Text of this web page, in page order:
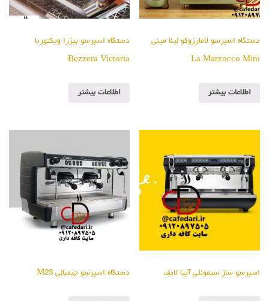
دستگاه اسپرسو لامارزوکو لینا مینی
La Marzocco Mini
اطلاعات بیشتر
دستگاه اسپرسو بیزرا ویکتوریا
Bezzera Victoria
اطلاعات بیشتر
اسپرسو ساز سیمونلی آپیا لایف دستگاه اسپرسو جیمبالی M23